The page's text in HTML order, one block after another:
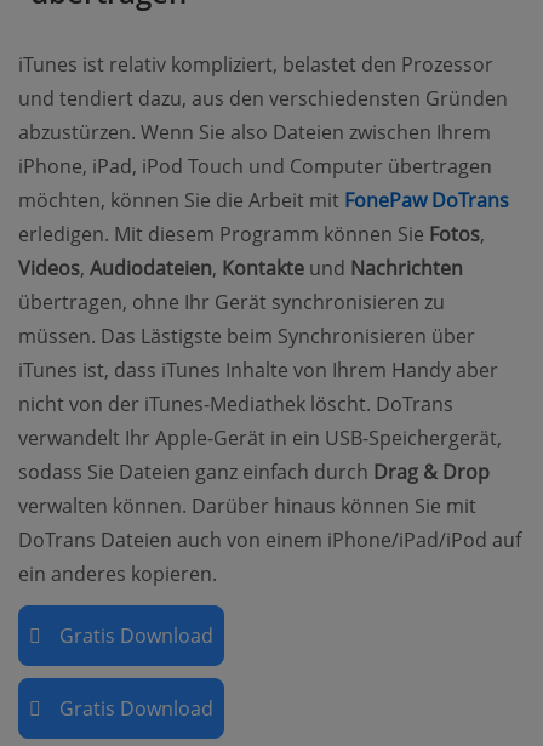
iTunes ist relativ kompliziert, belastet den Prozessor
und tendiert dazu, aus den verschiedensten Gründen
abzustürzen. Wenn Sie also Dateien zwischen Ihrem
iPhone, iPad, iPod Touch und Computer übertragen
möchten, können Sie die Arbeit mit FonePaw DoTrans
erledigen. Mit diesem Programm können Sie Fotos,
Videos, Audiodateien, Kontakte und Nachrichten
übertragen, ohne Ihr Gerät synchronisieren zu
müssen. Das Lästigste beim Synchronisieren über
iTunes ist, dass iTunes Inhalte von Ihrem Handy aber
nicht von der iTunes-Mediathek löscht. DoTrans
verwandelt Ihr Apple-Gerät in ein USB-Speichergerät,
sodass Sie Dateien ganz einfach durch Drag & Drop
verwalten können. Darüber hinaus können Sie mit
DoTrans Dateien auch von einem iPhone/iPad/iPod auf
ein anderes kopieren.
Gratis Download
Gratis Download